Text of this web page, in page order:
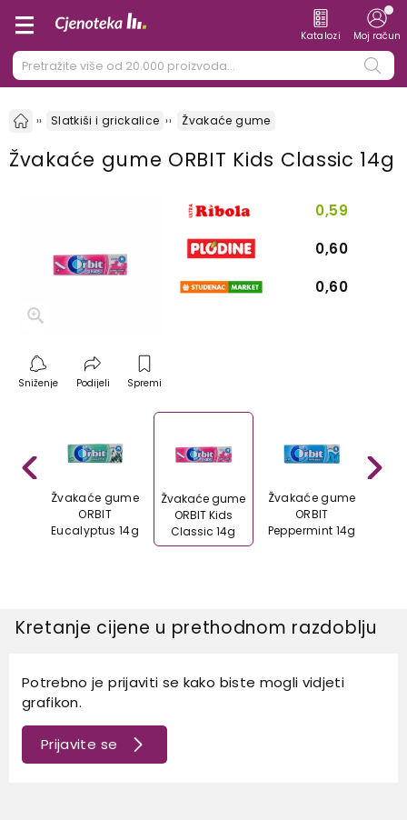
Katalozi Moj račun
Slatkiši i grickalice Žvakaće gume
Žvakaće gume ORBIT Kids Classic 14g
Sniženje Podijeli Spremi
0,59
0,60
0,60
Žvakaće gume
ORBIT
Eucalyptus 14g
Žvakaće gume
ORBIT Kids
Classic 14g
Žvakaće gume
ORBIT
Peppermint 14g
Kretanje cijene u prethodnom razdoblju
Potrebno je prijaviti se kako biste mogli vidjeti
grafikon.
Prijavite se